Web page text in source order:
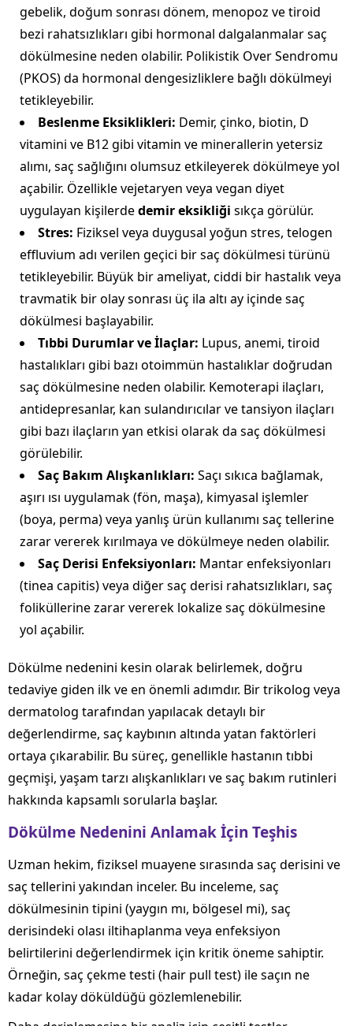
gebelik, doğum sonrası dönem, menopoz ve tiroid
bezi rahatsızlıkları gibi hormonal dalgalanmalar saç
dökülmesine neden olabilir. Polikistik Over Sendromu
(PKOS) da hormonal dengesizliklere bağlı dökülmeyi
tetikleyebilir.
Beslenme Eksiklikleri: Demir, çinko, biotin, D
vitamini ve B12 gibi vitamin ve minerallerin yetersiz
alımı, saç sağlığını olumsuz etkileyerek dökülmeye yol
açabilir. Özellikle vejetaryen veya vegan diyet
uygulayan kişilerdedemir eksikliği sıkça görülür.
Stres: Fiziksel veya duygusal yoğun stres, telogen
effluvium adı verilen geçici bir saç dökülmesi türünü
tetikleyebilir. Büyük bir ameliyat, ciddi bir hastalık veya
travmatik bir olay sonrası üç ila altı ay içinde saç
dökülmesi başlayabilir.
Tıbbi Durumlar ve İlaçlar: Lupus, anemi, tiroid
hastalıkları gibi bazı otoimmün hastalıklar doğrudan
saç dökülmesine neden olabilir. Kemoterapi ilaçları,
antidepresanlar, kan sulandırıcılar ve tansiyon ilaçları
gibi bazı ilaçların yan etkisi olarak da saç dökülmesi
görülebilir.
Saç Bakım Alışkanlıkları: Saçı sıkıca bağlamak,
aşırı ısı uygulamak (fön, maşa), kimyasal işlemler
(boya, perma) veya yanlış ürün kullanımı saç tellerine
zarar vererek kırılmaya ve dökülmeye neden olabilir.
Saç Derisi Enfeksiyonları: Mantar enfeksiyonları
(tinea capitis) veya diğer saç derisi rahatsızlıkları, saç
foliküllerine zarar vererek lokalize saç dökülmesine
yol açabilir.
Dökülme nedenini kesin olarak belirlemek, doğru
tedaviye giden ilk ve en önemli adımdır. Bir trikolog veya
dermatolog tarafından yapılacak detaylı bir
değerlendirme, saç kaybının altında yatan faktörleri
ortaya çıkarabilir. Bu süreç, genellikle hastanın tıbbi
geçmişi, yaşam tarzı alışkanlıkları ve saç bakım rutinleri
hakkında kapsamlı sorularla başlar.
Dökülme Nedenini Anlamak İçin Teşhis
Uzman hekim, fiziksel muayene sırasında saç derisini ve
saç tellerini yakından inceler. Bu inceleme, saç
dökülmesinin tipini (yaygın mı, bölgesel mi), saç
derisindeki olası iltihaplanma veya enfeksiyon
belirtilerini değerlendirmek için kritik öneme sahiptir.
Örneğin, saç çekme testi (hair pull test) ile saçın ne
kadar kolay döküldüğü gözlemlenebilir.